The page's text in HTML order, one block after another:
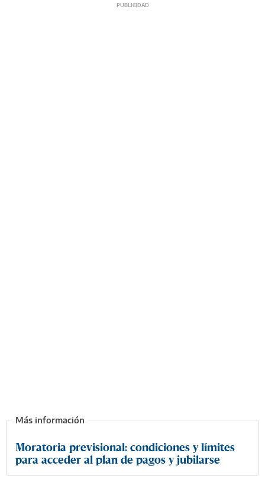
Moratoria previsional: condiciones y límites
para acceder al plan de pagos y jubilarse